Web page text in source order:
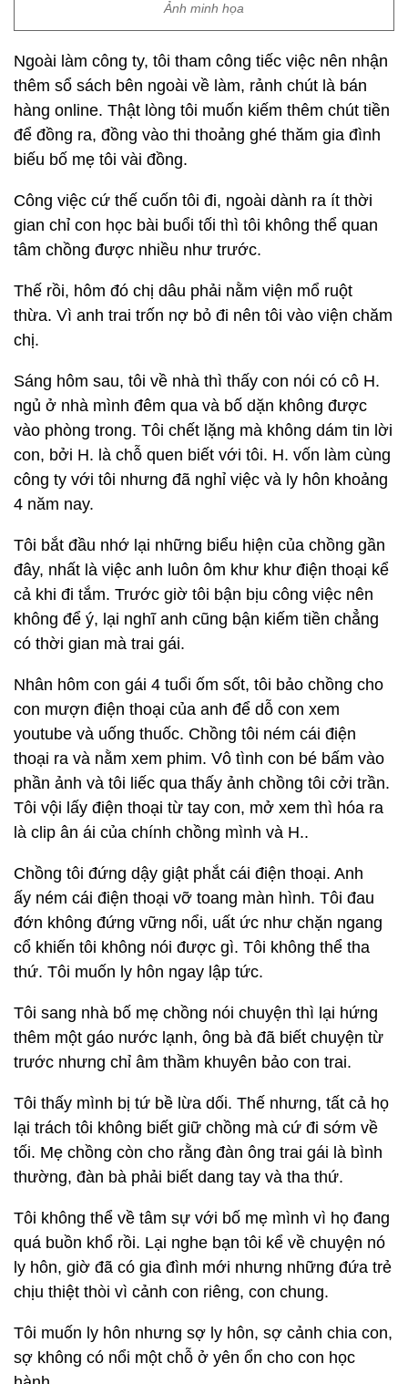
Ảnh minh họa
Ngoài làm công ty, tôi tham công tiếc việc nên nhận
thêm sổ sách bên ngoài về làm, rảnh chút là bán
hàng online. Thật lòng tôi muốn kiếm thêm chút tiền
để đồng ra, đồng vào thi thoảng ghé thăm gia đình
biếu bố mẹ tôi vài đồng.
Công việc cứ thế cuốn tôi đi, ngoài dành ra ít thời
gian chỉ con học bài buổi tối thì tôi không thể quan
tâm chồng được nhiều như trước.
Thế rồi, hôm đó chị dâu phải nằm viện mổ ruột
thừa. Vì anh trai trốn nợ bỏ đi nên tôi vào viện chăm
chị.
Sáng hôm sau, tôi về nhà thì thấy con nói có cô H.
ngủ ở nhà mình đêm qua và bố dặn không được
vào phòng trong. Tôi chết lặng mà không dám tin lời
con, bởi H. là chỗ quen biết với tôi. H. vốn làm cùng
công ty với tôi nhưng đã nghỉ việc và ly hôn khoảng
4 năm nay.
Tôi bắt đầu nhớ lại những biểu hiện của chồng gần
đây, nhất là việc anh luôn ôm khư khư điện thoại kể
cả khi đi tắm. Trước giờ tôi bận bịu công việc nên
không để ý, lại nghĩ anh cũng bận kiếm tiền chẳng
có thời gian mà trai gái.
Nhân hôm con gái 4 tuổi ốm sốt, tôi bảo chồng cho
con mượn điện thoại của anh để dỗ con xem
youtube và uống thuốc. Chồng tôi ném cái điện
thoại ra và nằm xem phim. Vô tình con bé bấm vào
phần ảnh và tôi liếc qua thấy ảnh chồng tôi cởi trần.
Tôi vội lấy điện thoại từ tay con, mở xem thì hóa ra
là clip ân ái của chính chồng mình và H..
Chồng tôi đứng dậy giật phắt cái điện thoại. Anh
ấy ném cái điện thoại vỡ toang màn hình. Tôi đau
đớn không đứng vững nổi, uất ức như chặn ngang
cổ khiến tôi không nói được gì. Tôi không thể tha
thứ. Tôi muốn ly hôn ngay lập tức.
Tôi sang nhà bố mẹ chồng nói chuyện thì lại hứng
thêm một gáo nước lạnh, ông bà đã biết chuyện từ
trước nhưng chỉ âm thầm khuyên bảo con trai.
Tôi thấy mình bị tứ bề lừa dối. Thế nhưng, tất cả họ
lại trách tôi không biết giữ chồng mà cứ đi sớm về
tối. Mẹ chồng còn cho rằng đàn ông trai gái là bình
thường, đàn bà phải biết dang tay và tha thứ.
Tôi không thể về tâm sự với bố mẹ mình vì họ đang
quá buồn khổ rồi. Lại nghe bạn tôi kể về chuyện nó
ly hôn, giờ đã có gia đình mới nhưng những đứa trẻ
chịu thiệt thòi vì cảnh con riêng, con chung.
Tôi muốn ly hôn nhưng sợ ly hôn, sợ cảnh chia con,
sợ không có nổi một chỗ ở yên ổn cho con học